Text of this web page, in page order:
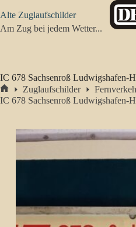
Inhalt
springen
Alte Zuglaufschilder
Am Zug bei jedem Wetter...
IC 678 Sachsenroß Ludwigshafen-
Start
Zuglaufschilder
IC 678 Sachsenroß Ludwigshafen-